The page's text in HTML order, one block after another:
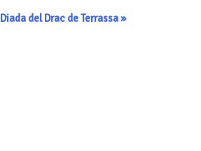
Diada del Drac de Terrassa»